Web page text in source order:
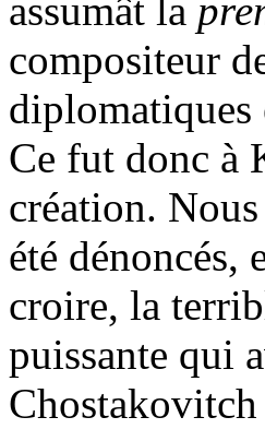
assumât la
compositeur
diplomatiques
Ce fut donc à
création.
été
croire, la
puissante qui